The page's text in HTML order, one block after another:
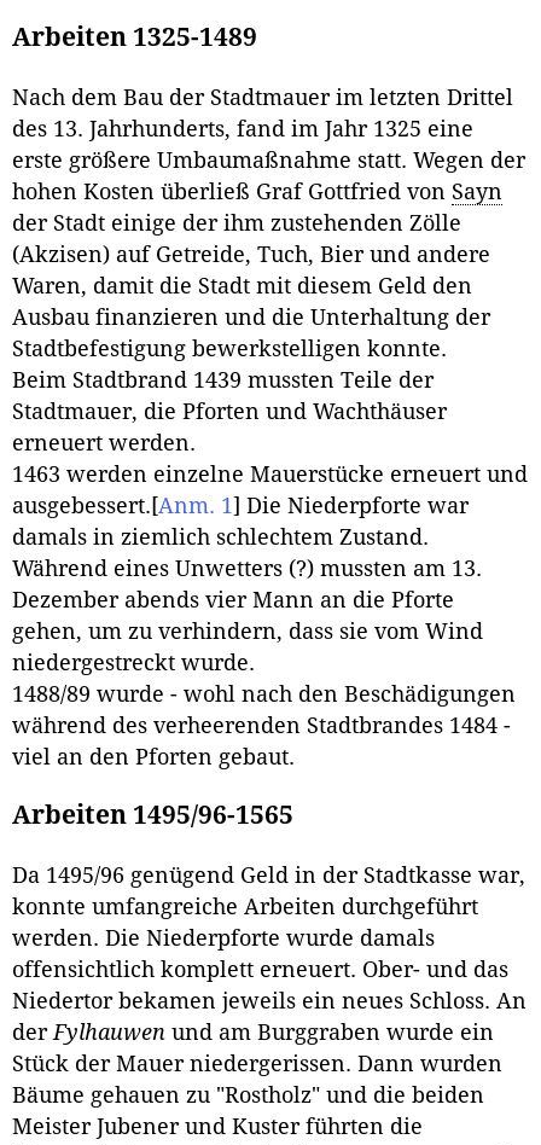
Arbeiten 1325-1489
Nach dem Bau der Stadtmauer im letzten Drittel
des 13. Jahrhunderts, fand im Jahr 1325 eine
erste größere Umbaumaßnahme statt. Wegen der
hohen Kosten überließ Graf Gottfried von Sayn
der Stadt einige der ihm zustehenden Zölle
(Akzisen) auf Getreide, Tuch, Bier und andere
Waren, damit die Stadt mit diesem Geld den
Ausbau finanzieren und die Unterhaltung der
Stadtbefestigung bewerkstelligen konnte.
Beim Stadtbrand 1439 mussten Teile der
Stadtmauer, die Pforten und Wachthäuser
erneuert werden.
1463 werden einzelne Mauerstücke erneuert und
ausgebessert. [Anm. 1] Die Niederpforte war
damals in ziemlich schlechtem Zustand.
Während eines Unwetters (?) mussten am 13.
Dezember abends vier Mann an die Pforte
gehen, um zu verhindern, dass sie vom Wind
niedergestreckt wurde.
1488/89 wurde - wohl nach den Beschädigungen
während des verheerenden Stadtbrandes 1484 -
viel an den Pforten gebaut.
Arbeiten 1495/96-1565
Da 1495/96 genügend Geld in der Stadtkasse war,
konnte umfangreiche Arbeiten durchgeführt
werden. Die Niederpforte wurde damals
offensichtlich komplett erneuert. Ober- und das
Niedertor bekamen jeweils ein neues Schloss. An
derFylhauwen und am Burggraben wurde ein
Stück der Mauer niedergerissen. Dann wurden
Bäume gehauen zu "Rostholz" und die beiden
Meister Jubener und Kuster führten die